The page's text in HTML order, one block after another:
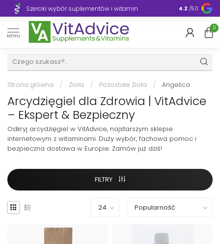
Szeroki wybór suplementów i witamin 4.2 /5.0
MENU
0
Strona główna / Zioła / Pozostałe Zioła / Angelica
Arcydzięgiel dla Zdrowia | VitAdvice
– Ekspert & Bezpieczny
Odkryj arcydzięgiel w VitAdvice, najstarszym sklepie
internetowym z witaminami. Duży wybór, fachowa pomoc i
bezpieczna dostawa w Europie. Zamów już dziś!
FILTRY